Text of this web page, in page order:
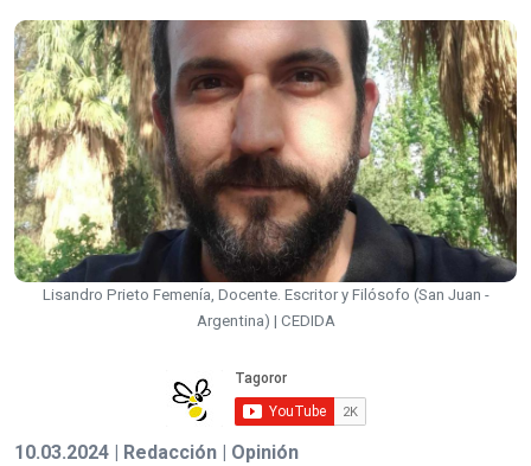
Lisandro Prieto Femenía, Docente. Escritor y Filósofo (San Juan -
Argentina) | CEDIDA
10.03.2024 | Redacción | Opinión